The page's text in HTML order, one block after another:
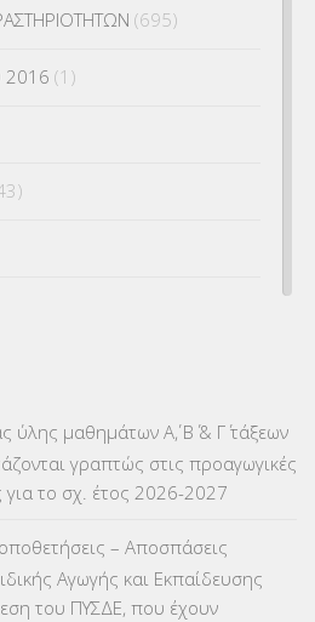
(695)
2016 (1)
ύλης μαθημάτων Α΄, Β΄ & Γ΄ τάξεων
γραπτώς στις προαγωγικές
για το σχ. έτος 2026-2027
– Αποσπάσεις
Αγωγής και Εκπαίδευσης
του ΠΥΣΔΕ, που έχουν